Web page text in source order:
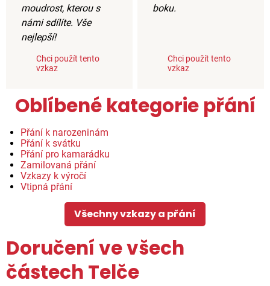
moudrost, kterou s
námi sdílíte. Vše
nejlepší!
Chci použít tento
vzkaz
boku.
Chci použít tento
vzkaz
Oblíbené kategorie přání
Přání k narozeninám
Přání k svátku
Přání pro kamarádku
Zamilovaná přání
Vzkazy k výročí
Vtipná přání
Všechny vzkazy a přání
Doručení ve všech
částech Telče